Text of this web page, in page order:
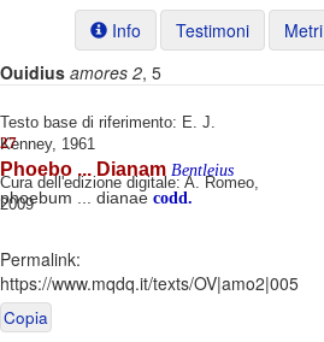
Info Testimoni Metri
Ouidius amores 2, 5
Testo base di riferimento: E. J.
Kenney, 1961
Cura dell'edizione digitale: A. Romeo,
2009
Permalink:
https://www.mqdq.it/texts/OV|amo2|005
Copia
27
Phoebo ... Dianam Bentleius
phoebum ... dianae codd.